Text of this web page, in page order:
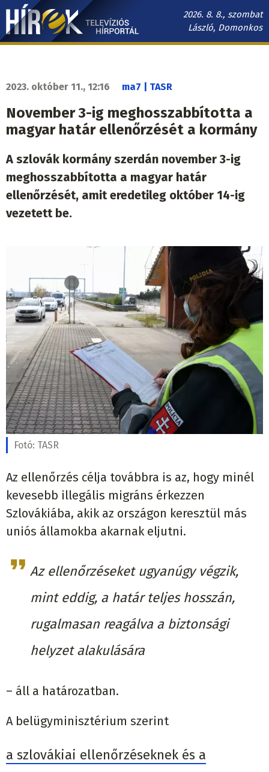
Ugrás
tartalomra
2026. 8. 8., szombat
László, Domonkos
Hírek.sk
navigáció
2023. október 11., 12:16 ma7 | TASR
November 3-ig meghosszabbította a
magyar határ ellenőrzését a kormány
A szlovák kormány szerdán november 3-ig
meghosszabbította a magyar határ
ellenőrzését, amit eredetileg október 14-ig
vezetett be.
Fotó: TASR
Az ellenőrzés célja továbbra is az, hogy minél
kevesebb illegális migráns érkezzen
Szlovákiába, akik az országon keresztül más
uniós államokba akarnak eljutni.
Az ellenőrzéseket ugyanúgy végzik,
mint eddig, a határ teljes hosszán,
rugalmasan reagálva a biztonsági
helyzet alakulására
– áll a határozatban.
A belügyminisztérium szerint
a szlovákiai ellenőrzéseknek és a